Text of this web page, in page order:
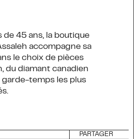
de 45 ans, la boutique
accompagne sa
le choix de pièces
du diamant canadien
temps les plus
PARTAGER